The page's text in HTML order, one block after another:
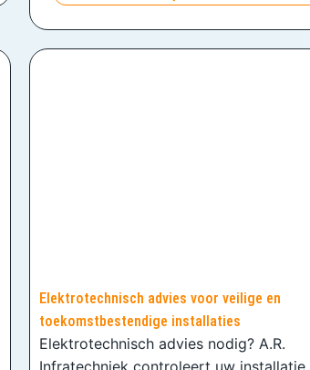
Elektrotechnisch advies voor veilige en
toekomstbestendige installaties
Elektrotechnisch advies nodig? A.R.